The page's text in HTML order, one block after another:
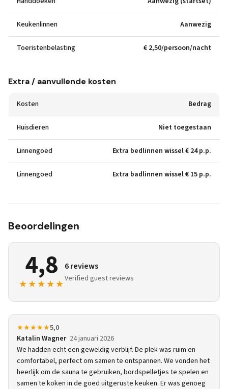
Keukenlinnen Aanwezig
Toeristenbelasting € 2,50/persoon/nacht
Extra / aanvullende kosten
Kosten Bedrag
Huisdieren Niet toegestaan
Linnengoed Extra bedlinnen wissel € 24 p.p.
Linnengoed Extra badlinnen wissel € 15 p.p.
Beoordelingen
4,8
★★★★★
6 reviews
Verified guest reviews
★★★★★5,0
Katalin Wagner 24 januari 2026
We hadden echt een geweldig verblijf. De plek was ruim en
comfortabel, perfect om samen te ontspannen. We vonden het
heerlijk om de sauna te gebruiken, bordspelletjes te spelen en
samen te koken in de goed uitgeruste keuken. Er was genoeg